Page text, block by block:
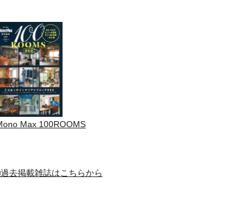
Max 100ROOMS
去掲載雑誌はこちらから